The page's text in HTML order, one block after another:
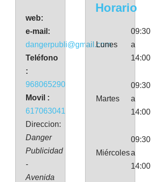
web:
e-mail:
dangerpubli@gmail.com
Teléfono
:
968065290
Movil :
617063041
Direccion:
Danger
Publicidad
-
Avenida
Horario
Lunes
09:30
a
14:00
Martes
09:30
a
14:00
Miércoles
09:30
a
14:00